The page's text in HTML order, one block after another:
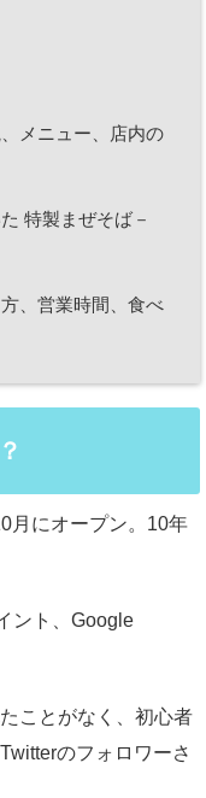
メニュー、店内の
特製まぜそば－
、営業時間、食べ
月にオープン。10年
ント、Google
ことがなく、初心者
のフォロワーさ